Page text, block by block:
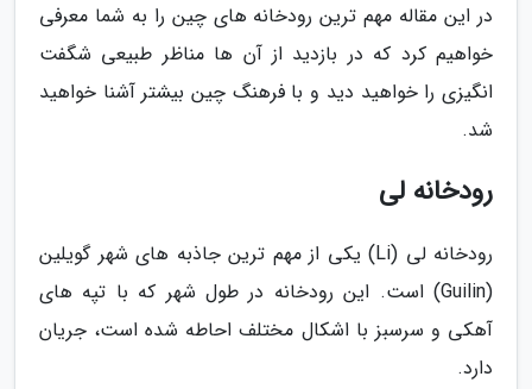
در این مقاله مهم ترین رودخانه های چین را به شما معرفی
خواهیم کرد که در بازدید از آن ها مناظر طبیعی شگفت
انگیزی را خواهید دید و با فرهنگ چین بیشتر آشنا خواهید
شد.
رودخانه لی
رودخانه لی (Li) یکی از مهم ترین جاذبه های شهر گویلین
(Guilin) است. این رودخانه در طول شهر که با تپه های
آهکی و سرسبز با اشکال مختلف احاطه شده است، جریان
دارد.